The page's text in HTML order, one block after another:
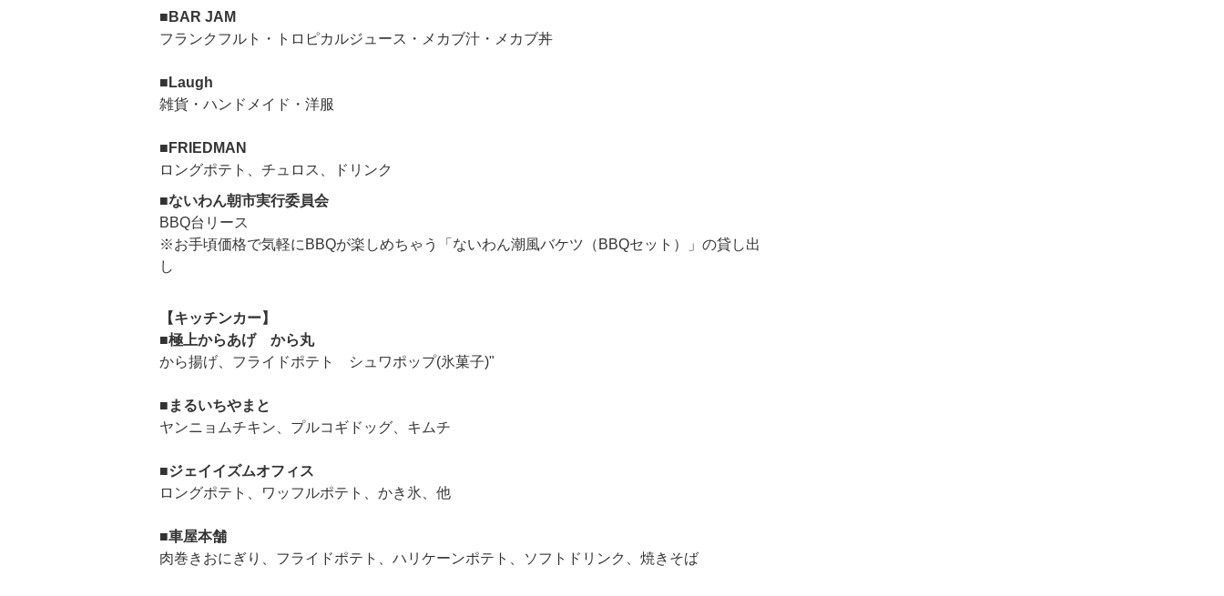
■BAR JAM
フランクフルト・トロピカルジュース・メカブ汁・メカブ丼
■Laugh
雑貨・ハンドメイド・洋服
■FRIEDMAN
ロングポテト、チュロス、ドリンク
■ないわん朝市実行委員会
BBQ台リース
※お手頃価格で気軽にBBQが楽しめちゃう「ないわん潮風バケツ（BBQセット）」の貸し出
し
【キッチンカー】
■極上からあげ から丸
から揚げ、フライドポテト シュワポップ(氷菓子)"
■まるいちやまと
ヤンニョムチキン、プルコギドッグ、キムチ
■ジェイイズムオフィス
ロングポテト、ワッフルポテト、かき氷、他
■車屋本舗
肉巻きおにぎり、フライドポテト、ハリケーンポテト、ソフトドリンク、焼きそば